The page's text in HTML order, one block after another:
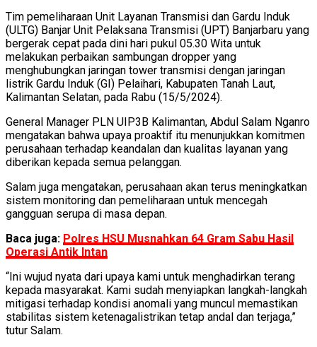
Tim pemeliharaan Unit Layanan Transmisi dan Gardu Induk
(ULTG) Banjar Unit Pelaksana Transmisi (UPT) Banjarbaru yang
bergerak cepat pada dini hari pukul 05.30 Wita untuk
melakukan perbaikan sambungan dropper yang
menghubungkan jaringan tower transmisi dengan jaringan
listrik Gardu Induk (GI) Pelaihari, Kabupaten Tanah Laut,
Kalimantan Selatan, pada Rabu (15/5/2024).
General Manager PLN UIP3B Kalimantan, Abdul Salam Nganro
mengatakan bahwa upaya proaktif itu menunjukkan komitmen
perusahaan terhadap keandalan dan kualitas layanan yang
diberikan kepada semua pelanggan.
Salam juga mengatakan, perusahaan akan terus meningkatkan
sistem monitoring dan pemeliharaan untuk mencegah
gangguan serupa di masa depan.
Baca juga: Polres HSU Musnahkan 64 Gram Sabu Hasil
Operasi Antik Intan
“Ini wujud nyata dari upaya kami untuk menghadirkan terang
kepada masyarakat. Kami sudah menyiapkan langkah-langkah
mitigasi terhadap kondisi anomali yang muncul memastikan
stabilitas sistem ketenagalistrikan tetap andal dan terjaga,”
tutur Salam.